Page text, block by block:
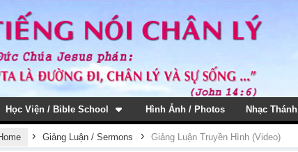
Học Viện / Bible School Hình Ảnh / Photos Nhạc Thánh
› Giảng Luận / Sermons › Giảng Luận Truyền Hình (Video)